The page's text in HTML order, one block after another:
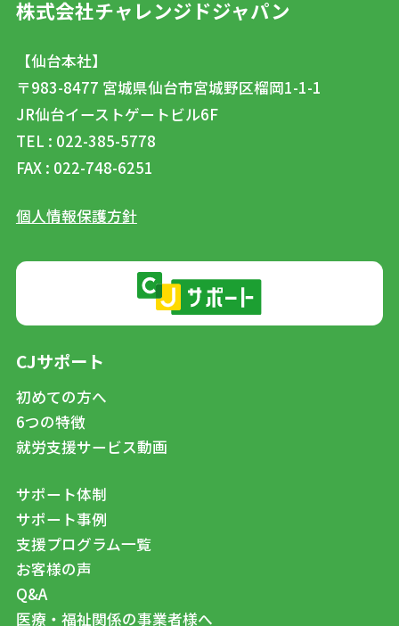
株式会社チャレンジドジャパン
【仙台本社】
〒983-8477 宮城県仙台市宮城野区榴岡1-1-1
JR仙台イーストゲートビル6F
TEL : 022-385-5778
FAX : 022-748-6251
個人情報保護方針
CJサポート
初めての方へ
6つの特徴
就労支援サービス動画
サポート体制
サポート事例
支援プログラム一覧
お客様の声
Q&A
医療・福祉関係の事業者様へ